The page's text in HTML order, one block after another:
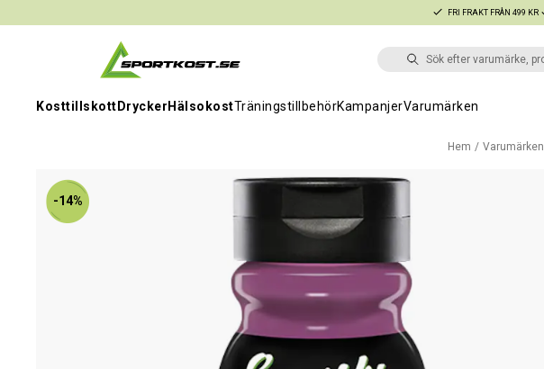
FRI FRAKT FRÅN 499 KR
KosttillskottDryckerHälsokostTräningstillbehörKampanjerVarumärken
Hem Varumärken
-14%